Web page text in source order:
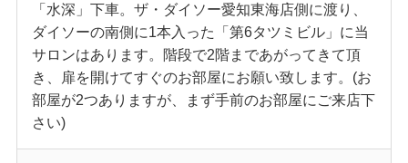
「水深」下車。ザ・ダイソー愛知東海店側に渡り、
ダイソーの南側に1本入った「第6タツミビル」に当
サロンはあります。階段で2階まであがってきて頂
き、扉を開けてすぐのお部屋にお願い致します。(お
部屋が2つありますが、まず手前のお部屋にご来店下
さい)